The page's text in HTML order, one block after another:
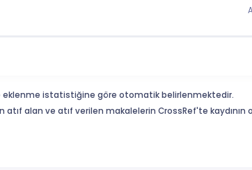
eklenme istatistiğine göre otomatik belirlenmektedir.
alan ve atıf verilen makalelerin CrossRef'te kaydının